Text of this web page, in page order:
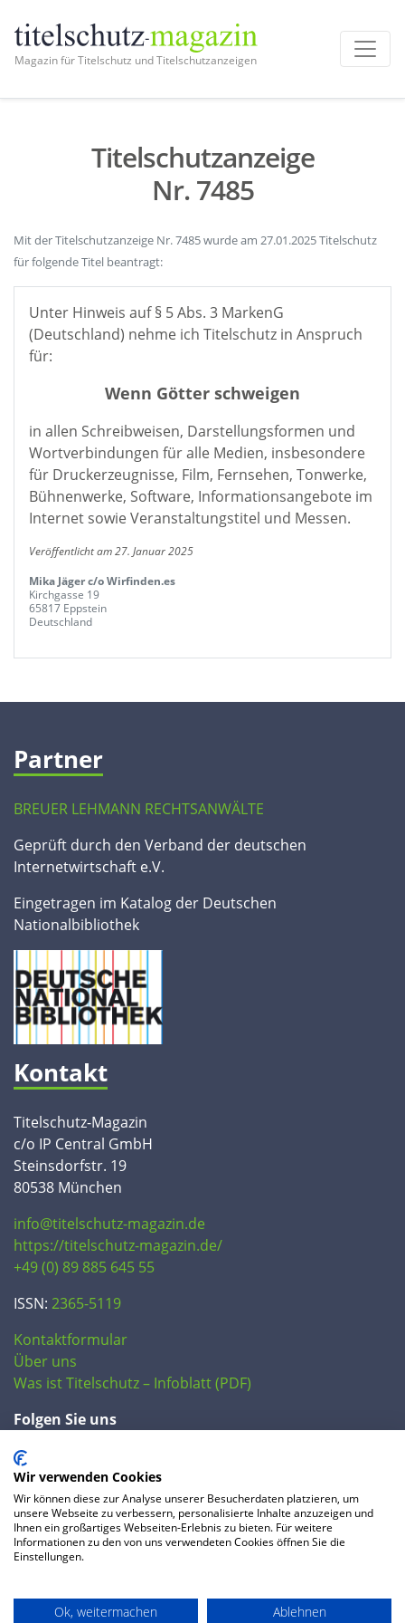
Magazin für Titelschutz und Titelschutzanzeigen
Titelschutzanzeige
Nr. 7485
Mit der Titelschutzanzeige Nr. 7485 wurde am 27.01.2025 Titelschutz
für folgende Titel beantragt:
Unter Hinweis auf § 5 Abs. 3 MarkenG
(Deutschland) nehme ich Titelschutz in Anspruch
für:
Wenn Götter schweigen
in allen Schreibweisen, Darstellungsformen und
Wortverbindungen für alle Medien, insbesondere
für Druckerzeugnisse, Film, Fernsehen, Tonwerke,
Bühnenwerke, Software, Informationsangebote im
Internet sowie Veranstaltungstitel und Messen.
Veröffentlicht am 27. Januar 2025
Mika Jäger c/o Wirfinden.es
Kirchgasse 19
65817 Eppstein
Deutschland
Partner
BREUER LEHMANN RECHTSANWÄLTE
Geprüft durch den Verband der deutschen
Internetwirtschaft e.V.
Eingetragen im Katalog der Deutschen
Nationalbibliothek
Kontakt
Titelschutz-Magazin
c/o IP Central GmbH
Steinsdorfstr. 19
80538 München
info@titelschutz-magazin.de
https://titelschutz-magazin.de/
+49 (0) 89 885 645 55
ISSN: 2365-5119
Kontaktformular
Über uns
Was ist Titelschutz – Infoblatt (PDF)
Folgen Sie uns
FAQ
Datenschutzerklärung AGB Preise
Wir verwenden Cookies
Wir können diese zur Analyse unserer Besucherdaten platzieren, um
unsere Webseite zu verbessern, personalisierte Inhalte anzuzeigen und
Ihnen ein großartiges Webseiten-Erlebnis zu bieten. Für weitere
Informationen zu den von uns verwendeten Cookies öffnen Sie die
Einstellungen.
Ok, weitermachen Ablehnen